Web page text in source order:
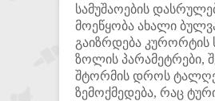
სამუშაოების
მოეწყობა ახალი
გაიზრდება კურორტის
ზოლის პარამეტრები,
შტორმის დროს
ზემოქმედება, რაც